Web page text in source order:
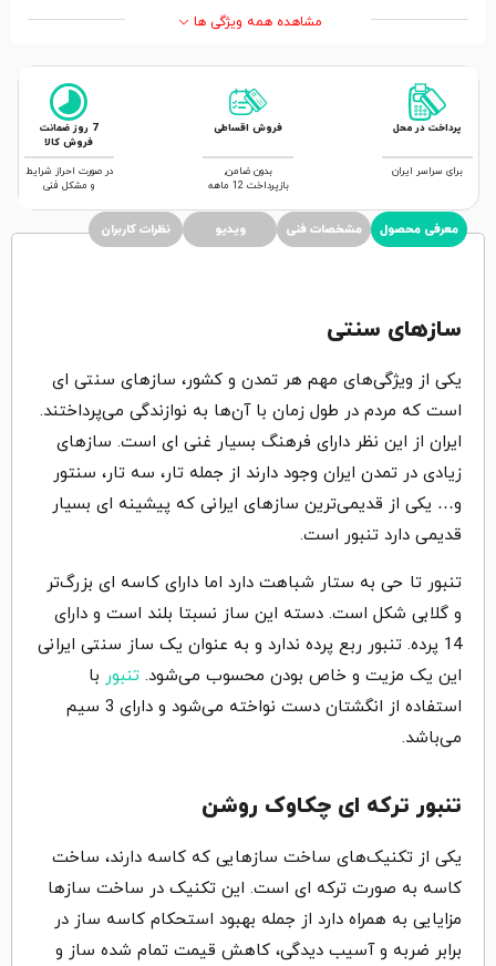
مشاهده همه ویژگی ها
پرداخت در محل
برای سراسر ایران
فروش اقساطی
بدون ضامن,
بازپرداخت 12 ماهه
7 روز ضمانت
فروش کالا
در صورت احراز شرایط
و مشکل فنی
معرفی محصول مشخصات فنی ویدیو نظرات کاربران
سازهای سنتی
یکی از ویژگی‌های مهم هر تمدن و کشور، سازهای سنتی ای
است که مردم در طول زمان با آن‌ها به نوازندگی می‌پرداختند.
ایران از این نظر دارای فرهنگ بسیار غنی ای است. سازهای
زیادی در تمدن ایران وجود دارند از جمله تار، سه تار، سنتور
و… یکی از قدیمی‌ترین سازهای ایرانی که پیشینه ای بسیار
قدیمی دارد تنبور است.
تنبور تا حی به ستار شباهت دارد اما دارای کاسه ای بزرگ‌تر
و گلابی شکل است. دسته این ساز نسبتا بلند است و دارای
14 پرده. تنبور ربع پرده ندارد و به عنوان یک ساز سنتی ایرانی
این یک مزیت و خاص بودن محسوب می‌شود. تنبور با
استفاده از انگشتان دست نواخته می‌شود و دارای 3 سیم
می‌باشد.
تنبور ترکه ای چکاوک روشن
یکی از تکنیک‌های ساخت سازهایی که کاسه دارند، ساخت
کاسه به صورت ترکه ای است. این تکنیک در ساخت سازها
مزایایی به همراه دارد از جمله بهبود استحکام کاسه ساز در
برابر ضربه و آسیب دیدگی، کاهش قیمت تمام شده ساز و